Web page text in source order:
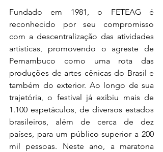
Fundado em 1981, o FETEAG é
reconhecido por seu compromisso
com a descentralização das atividades
artísticas, promovendo o agreste de
Pernambuco como uma rota das
produções de artes cênicas do Brasil e
também do exterior. Ao longo de sua
trajetória, o festival já exibiu mais de
1.100 espetáculos, de diversos estados
brasileiros, além de cerca de dez
países, para um público superior a 200
mil pessoas. Neste ano, a maratona